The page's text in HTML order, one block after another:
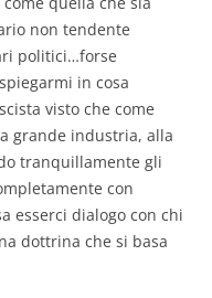
non tendente
politici…forse
in cosa
visto che come
grande industria, alla
tranquillamente gli
con
esserci dialogo con chi
dottrina che si basa